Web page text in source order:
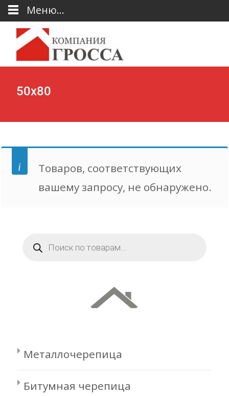
50х80
Товаров, соответствующих
вашему запросу, не обнаружено.
товаров
Металлочерепица
Битумная черепица
Меню...